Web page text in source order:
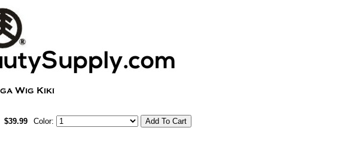
$39.99 Color: